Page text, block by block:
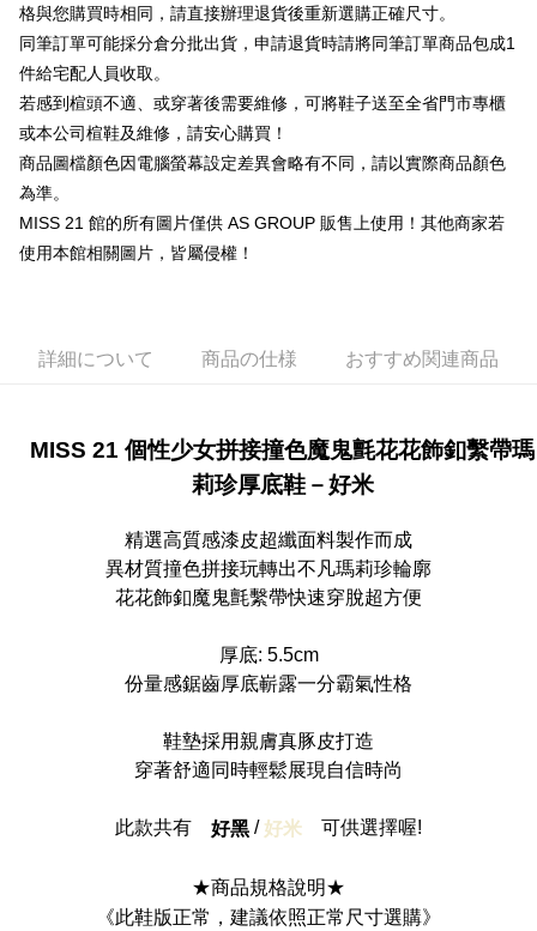
台湾楽天クレジットカード会社
台新國際商業銀行
中国信託商業銀行
台湾楽天クレジットカード会社
元大商業銀行
永豐商業銀行
玉山商業銀行
星展(台湾)商業銀行
台湾楽天クレジットカード会社
Google Pay
ATM払い
代金引換
配送方法
付款後全家取貨-固定運費
配送毎にNT$60
宅配
配送毎にNT$90
格與您購買時相同，請直接辦理退貨後重新選購正確尺寸。
同筆訂單可能採分倉分批出貨，申請退貨時請將同筆訂單商品包成1
件給宅配人員收取。
若感到楦頭不適、或穿著後需要維修，可將鞋子送至全省門市專櫃
或本公司楦鞋及維修，請安心購買！
商品圖檔顏色因電腦螢幕設定差異會略有不同，請以實際商品顏色
為準。
MISS 21 館的所有圖片僅供 AS GROUP 販售上使用！其他商家若
使用本館相關圖片，皆屬侵權！
詳細について 商品の仕様 おすすめ関連商品
MISS 21 個性少女拼接撞色魔鬼氈花花飾釦繫帶瑪
莉珍厚底鞋－好米
精選高質感漆皮超纖面料製作而成
異材質撞色拼接玩轉出不凡瑪莉珍輪廓
花花飾釦魔鬼氈繫帶快速穿脫超方便
厚底: 5.5cm
份量感鋸齒厚底嶄露一分霸氣性格
鞋墊採用親膚真豚皮打造
穿著舒適同時輕鬆展現自信時尚
此款共有 好黑 / 好米 可供選擇喔!
★商品規格說明★
《此鞋版正常，建議依照正常尺寸選購》